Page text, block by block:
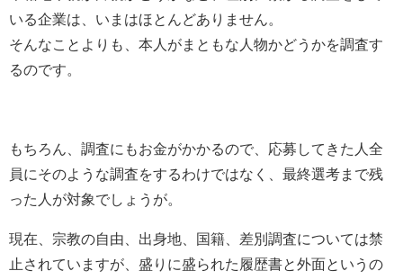
いる企業は、いまはほとんどありません。
そんなことよりも、本人がまともな人物かどうかを調査す
るのです。
もちろん、調査にもお金がかかるので、応募してきた人全
員にそのような調査をするわけではなく、最終選考まで残
った人が対象でしょうが。
現在、宗教の自由、出身地、国籍、差別調査については禁
止されていますが、盛りに盛られた履歴書と外面というの